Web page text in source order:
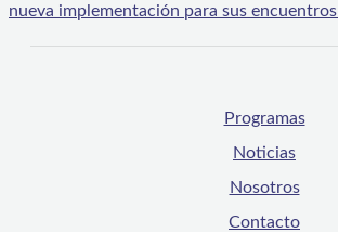
nueva implementación para sus encuentros
Programas
Noticias
Nosotros
Contacto